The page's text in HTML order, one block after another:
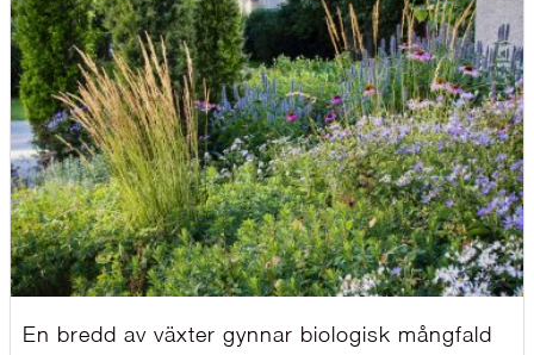
En bredd av växter gynnar biologisk mångfald